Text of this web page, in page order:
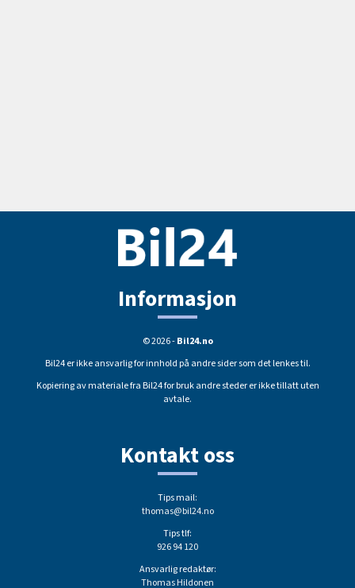
Informasjon
© 2026 -Bil24.no
Bil24 er ikke ansvarlig for innhold på andre sider som det lenkes til.
Kopiering av materiale fra Bil24 for bruk andre steder er ikke tillatt uten
avtale.
Kontakt oss
Tips mail:
thomas@bil24.no
Tips tlf:
926 94 120
Ansvarlig redaktør:
Thomas Hildonen